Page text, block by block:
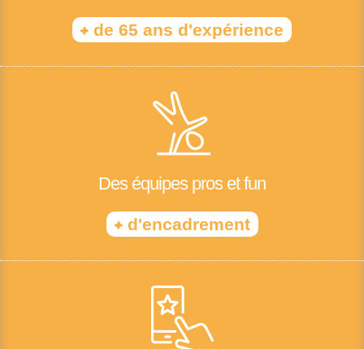
+ de 65 ans d'expérience
Des équipes pros et fun
+d'encadrement